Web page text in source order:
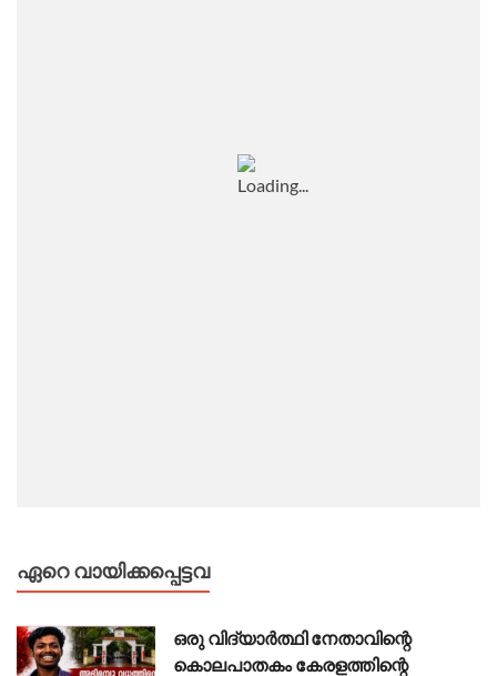
ഏറെ വായിക്കപ്പെട്ടവ
ഒരു വിദ്യാർത്ഥി നേതാവിന്റെ
കൊലപാതകം കേരളത്തിന്റെ